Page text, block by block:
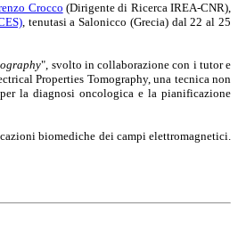
Crocco (Dirigente di Ricerca IREA-CNR),
, tenutasi a Salonicco (Grecia) dal 22 al 25
", svolto in collaborazione con i tutor e
Properties Tomography, una tecnica non
la diagnosi oncologica e la pianificazione
biomediche dei campi elettromagnetici.